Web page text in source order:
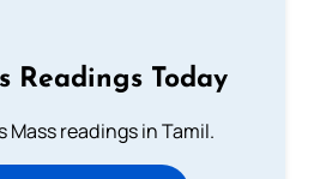
Readings Today
Mass readings in Tamil.